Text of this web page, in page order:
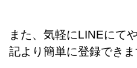
また、気軽にLINEにて
記より簡単に登録できま